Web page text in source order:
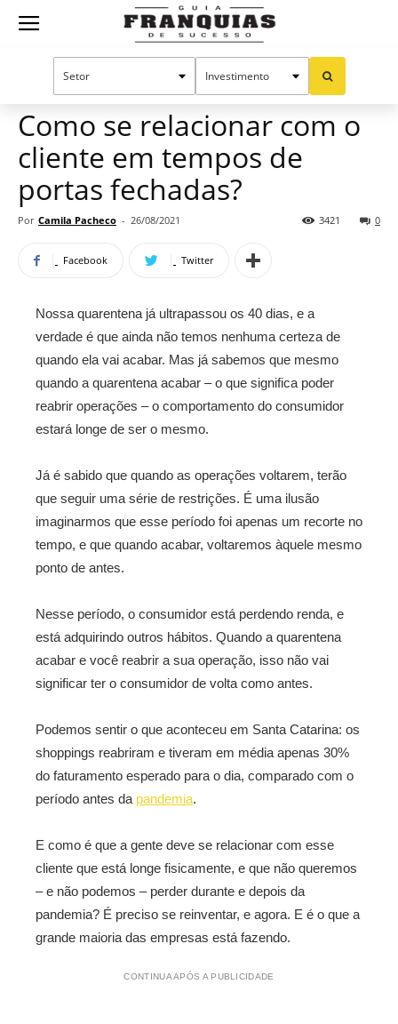
Guia
Como se relacionar com o
cliente em tempos de
portas fechadas?
Por Camila Pacheco - 26/08/2021 0
3421
Facebook Twitter
Nossa quarentena já ultrapassou os 40 dias, e a
verdade é que ainda não temos nenhuma certeza de
quando ela vai acabar. Mas já sabemos que mesmo
quando a quarentena acabar – o que significa poder
reabrir operações – o comportamento do consumidor
estará longe de ser o mesmo.
Já é sabido que quando as operações voltarem, terão
que seguir uma série de restrições. É uma ilusão
imaginarmos que esse período foi apenas um recorte no
tempo, e que quando acabar, voltaremos àquele mesmo
ponto de antes.
Nesse período, o consumidor está perdendo renda, e
está adquirindo outros hábitos. Quando a quarentena
acabar e você reabrir a sua operação, isso não vai
significar ter o consumidor de volta como antes.
Podemos sentir o que aconteceu em Santa Catarina: os
shoppings reabriram e tiveram em média apenas 30%
do faturamento esperado para o dia, comparado com o
período antes da pandemia.
E como é que a gente deve se relacionar com esse
cliente que está longe fisicamente, e que não queremos
– e não podemos – perder durante e depois da
pandemia? É preciso se reinventar, e agora. E é o que a
grande maioria das empresas está fazendo.
CONTINUA APÓS A PUBLICIDADE